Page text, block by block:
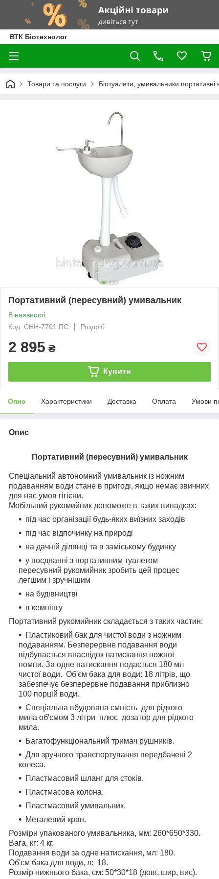
ВТК Біотехнолог
Товари та послуги Біотуалети, умивальники портативні
Портативний (пересувний) умивальник
В наявності
Код: CHH-7701 ПС
Роздріб
2 895 ₴
Купити
Опис Характеристики Доставка Оплата Умови
Опис
Портативний (пересувний) умивальник
Спеціальний автономний умивальник із ножним
подаванням води стане в пригоді, якщо немає звичних
для нас умов гігієни.
Мобільний рукомийник допоможе в таких випадках:
під час організації будь-яких виїзних заходів
під час відпочинку на природі
на дачній ділянці та в заміському будинку
у поєднанні з портативним туалетом
пересувний рукомийник зробить цей процес
легшим і зручнішим
на будівництві
в кемпінгу
Портативний рукомийник складається з таких частин:
Пластиковий бак для чистої води з ножним
подаванням. Безперервне подавання води
відбувається внаслідок натискання ножної
помпи. За одне натискання подається 180 мл
чистої води. Об'єм бака для води: 18 літрів, що
забезпечує безперервне подавання приблизно
100 порцій води.
Спеціальна вбудована ємність для рідкого
мила об'ємом 3 літри плюс дозатор для рідкого
мила.
Багатофункціональний тримач рушників.
Для зручного транспортування передбачені 2
колеса.
Пластмасовий шланг для стоків.
Пластмасова колона.
Пластмасовий умивальник.
Металевий кран.
Розміри упакованого умивальника, мм: 260*650*330.
Вага, кг: 4 кг.
Подавання води за одне натискання, мл: 180.
Об'єм бака для води, л: 18.
Розмір нижнього бака, см: 50*30*18 (довг, шир, вис).